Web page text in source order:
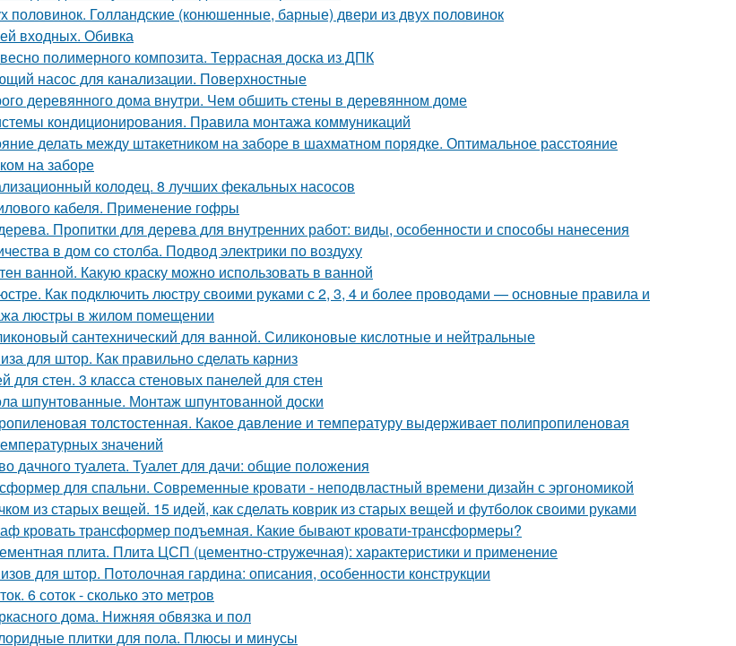
половинок. Голландские (конюшенные, барные) двери из двух половинок
входных. Обивка
полимерного композита. Террасная доска из ДПК
насос для канализации. Поверхностные
деревянного дома внутри. Чем обшить стены в деревянном доме
кондиционирования. Правила монтажа коммуникаций
делать между штакетником на заборе в шахматном порядке. Оптимальное расстояние
на заборе
колодец. 8 лучших фекальных насосов
кабеля. Применение гофры
Пропитки для дерева для внутренних работ: виды, особенности и способы нанесения
в дом со столба. Подвод электрики по воздуху
ванной. Какую краску можно использовать в ванной
Как подключить люстру своими руками с 2, 3, 4 и более проводами — основные правила и
люстры в жилом помещении
сантехнический для ванной. Силиконовые кислотные и нейтральные
для штор. Как правильно сделать карниз
для стен. 3 класса стеновых панелей для стен
шпунтованные. Монтаж шпунтованной доски
толстостенная. Какое давление и температуру выдерживает полипропиленовая
значений
дачного туалета. Туалет для дачи: общие положения
для спальни. Современные кровати - неподвластный времени дизайн с эргономикой
из старых вещей. 15 идей, как сделать коврик из старых вещей и футболок своими руками
кровать трансформер подъемная. Какие бывают кровати-трансформеры?
плита. Плита ЦСП (цементно-стружечная): характеристики и применение
для штор. Потолочная гардина: описания, особенности конструкции
6 соток - сколько это метров
дома. Нижняя обвязка и пол
плитки для пола. Плюсы и минусы